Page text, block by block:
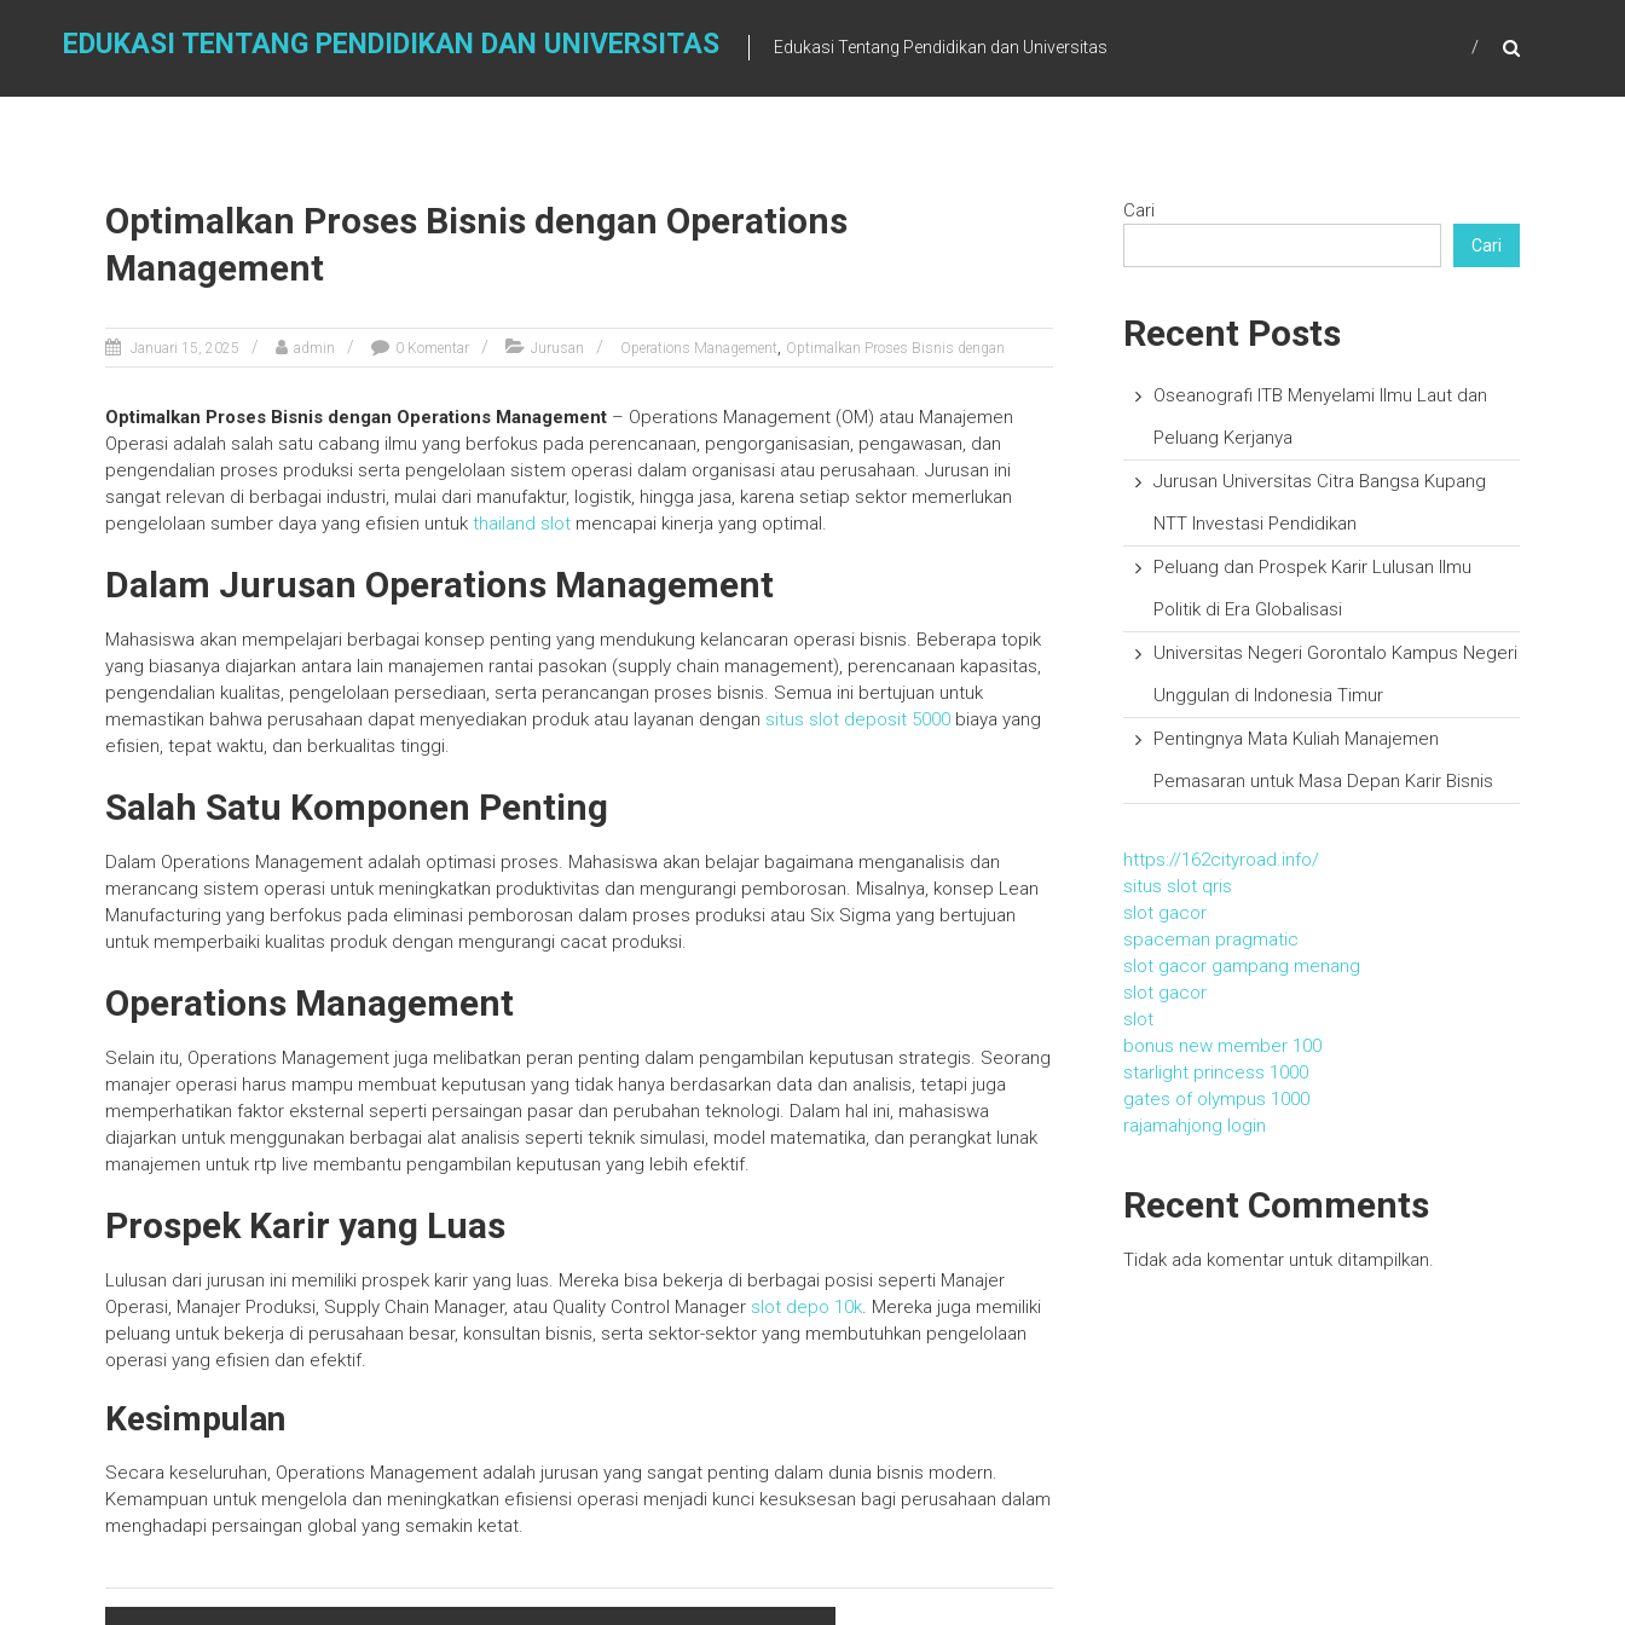
EDUKASI TENTANG PENDIDIKAN DAN UNIVERSITAS Edukasi Tentang Pendidikan dan Universitas
Optimalkan Proses Bisnis dengan Operations
Management
Januari 15, 2025 admin 0 Komentar Jurusan Operations Management, Optimalkan Proses Bisnis dengan
Optimalkan Proses Bisnis dengan Operations Management – Operations Management (OM) atau Manajemen
Operasi adalah salah satu cabang ilmu yang berfokus pada perencanaan, pengorganisasian, pengawasan, dan
pengendalian proses produksi serta pengelolaan sistem operasi dalam organisasi atau perusahaan. Jurusan ini
sangat relevan di berbagai industri, mulai dari manufaktur, logistik, hingga jasa, karena setiap sektor memerlukan
pengelolaan sumber daya yang efisien untuk thailand slot mencapai kinerja yang optimal.
Dalam Jurusan Operations Management
Mahasiswa akan mempelajari berbagai konsep penting yang mendukung kelancaran operasi bisnis. Beberapa topik
yang biasanya diajarkan antara lain manajemen rantai pasokan (supply chain management), perencanaan kapasitas,
pengendalian kualitas, pengelolaan persediaan, serta perancangan proses bisnis. Semua ini bertujuan untuk
memastikan bahwa perusahaan dapat menyediakan produk atau layanan dengan situs slot deposit 5000 biaya yang
efisien, tepat waktu, dan berkualitas tinggi.
Salah Satu Komponen Penting
Dalam Operations Management adalah optimasi proses. Mahasiswa akan belajar bagaimana menganalisis dan
merancang sistem operasi untuk meningkatkan produktivitas dan mengurangi pemborosan. Misalnya, konsep Lean
Manufacturing yang berfokus pada eliminasi pemborosan dalam proses produksi atau Six Sigma yang bertujuan
untuk memperbaiki kualitas produk dengan mengurangi cacat produksi.
Operations Management
Selain itu, Operations Management juga melibatkan peran penting dalam pengambilan keputusan strategis. Seorang
manajer operasi harus mampu membuat keputusan yang tidak hanya berdasarkan data dan analisis, tetapi juga
memperhatikan faktor eksternal seperti persaingan pasar dan perubahan teknologi. Dalam hal ini, mahasiswa
diajarkan untuk menggunakan berbagai alat analisis seperti teknik simulasi, model matematika, dan perangkat lunak
manajemen untuk rtp live membantu pengambilan keputusan yang lebih efektif.
Prospek Karir yang Luas
Lulusan dari jurusan ini memiliki prospek karir yang luas. Mereka bisa bekerja di berbagai posisi seperti Manajer
Operasi, Manajer Produksi, Supply Chain Manager, atau Quality Control Manager slot depo 10k. Mereka juga memiliki
peluang untuk bekerja di perusahaan besar, konsultan bisnis, serta sektor-sektor yang membutuhkan pengelolaan
operasi yang efisien dan efektif.
Kesimpulan
Secara keseluruhan, Operations Management adalah jurusan yang sangat penting dalam dunia bisnis modern.
Kemampuan untuk mengelola dan meningkatkan efisiensi operasi menjadi kunci kesuksesan bagi perusahaan dalam
menghadapi persaingan global yang semakin ketat.
Cari
Cari
Recent Posts
Oseanografi ITB Menyelami Ilmu Laut dan
Peluang Kerjanya
Jurusan Universitas Citra Bangsa Kupang
NTT Investasi Pendidikan
Peluang dan Prospek Karir Lulusan Ilmu
Politik di Era Globalisasi
Universitas Negeri Gorontalo Kampus Negeri
Unggulan di Indonesia Timur
Pentingnya Mata Kuliah Manajemen
Pemasaran untuk Masa Depan Karir Bisnis
https://162cityroad.info/
situs slot qris
slot gacor
spaceman pragmatic
slot gacor gampang menang
slot gacor
slot
bonus new member 100
starlight princess 1000
gates of olympus 1000
rajamahjong login
Recent Comments
Tidak ada komentar untuk ditampilkan.